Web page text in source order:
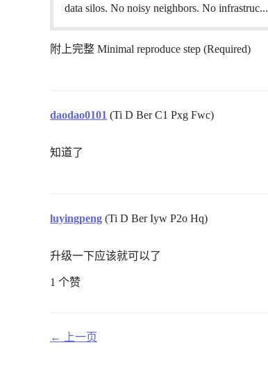
data silos. No noisy neighbors. No infrastruc...
附上完整 Minimal reproduce step (Required)
daodao0101 (Ti D Ber C1 Pxg Fwc)
知道了
luyingpeng (Ti D Ber Iyw P2o Hq)
升级一下应该就可以了
1 个赞
← 上一页